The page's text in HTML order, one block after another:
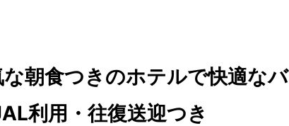
朝食つきのホテルで快適なバ
利用・往復送迎つき